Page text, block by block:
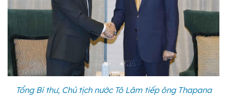
Tổng Bí thư, Chủ tịch nước Tô Lâm tiếp ông Thapana